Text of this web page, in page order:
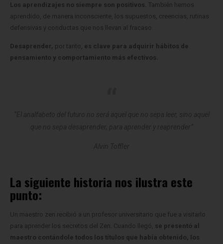
Los aprendizajes no siempre son positivos. También hemos
aprendido, de manera inconsciente, los supuestos, creencias, rutinas
defensivas y conductas que nos llevan al fracaso.
Desaprender, por tanto, es clave para adquirir hábitos de
pensamiento y comportamiento más efectivos.
La siguiente historia nos ilustra este
punto:
Un maestro zen recibió a un profesor universitario que fue a visitarlo
para aprender los secretos del Zen. Cuando llegó, se presentó al
maestro contándole todos los títulos que había obtenido, los